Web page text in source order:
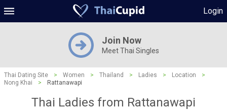
Login
Join Now
Meet Thai Singles
Thai Dating Site > Women > Thailand > Ladies > Location
>
Nong Khai
> Rattanawapi
Thai Ladies from Rattanawapi